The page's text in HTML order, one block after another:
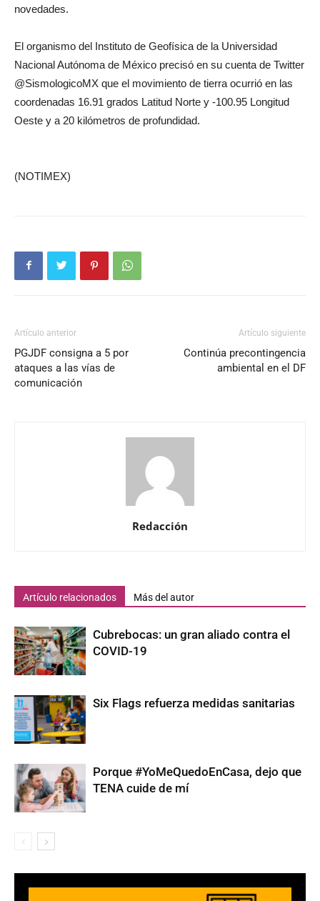
novedades.
El organismo del Instituto de Geofísica de la Universidad
Nacional Autónoma de México precisó en su cuenta de Twitter
@SismologicoMX que el movimiento de tierra ocurrió en las
coordenadas 16.91 grados Latitud Norte y -100.95 Longitud
Oeste y a 20 kilómetros de profundidad.
(NOTIMEX)
Artículo anterior
PGJDF consigna a 5 por
ataques a las vías de
comunicación
Artículo siguiente
Continúa precontingencia
ambiental en el DF
Redacción
Artículo relacionados Más del autor
Cubrebocas: un gran aliado contra el
COVID-19
Six Flags refuerza medidas sanitarias
Porque #YoMeQuedoEnCasa, dejo que
TENA cuide de mí